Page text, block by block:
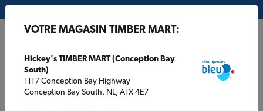
VOTRE MAGASIN TIMBER MART:
Hickey's TIMBER MART (Conception Bay
South)
1117 Conception Bay Highway
Conception Bay South, NL, A1X 4E7